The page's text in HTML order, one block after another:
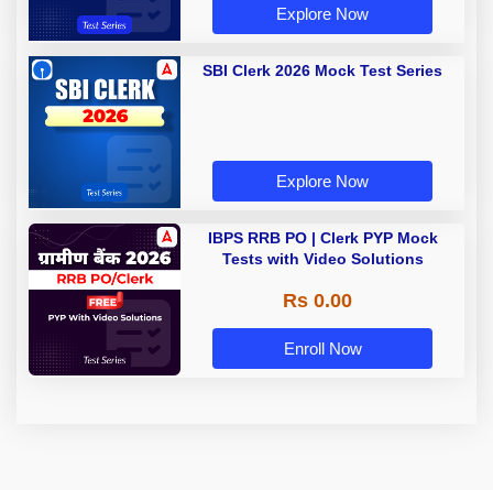
Explore Now
SBI Clerk 2026 Mock Test Series
Explore Now
IBPS RRB PO | Clerk PYP Mock
Tests with Video Solutions
Rs 0.00
Enroll Now